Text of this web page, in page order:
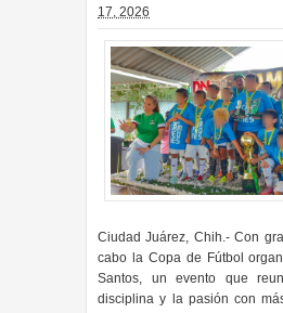
17, 2026
Ciudad Juárez, Chih.- Con
cabo la Copa de Fútbol
Santos, un evento que
disciplina y la pasión con